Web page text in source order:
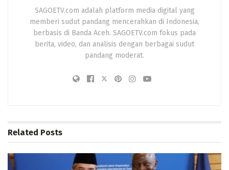
SAGOETV.com adalah platform media digital yang
memberi sudut pandang mencerahkan di Indonesia,
berbasis di Banda Aceh. SAGOETV.com fokus pada
berita, video, dan analisis dengan berbagai sudut
pandang moderat.
Related Posts